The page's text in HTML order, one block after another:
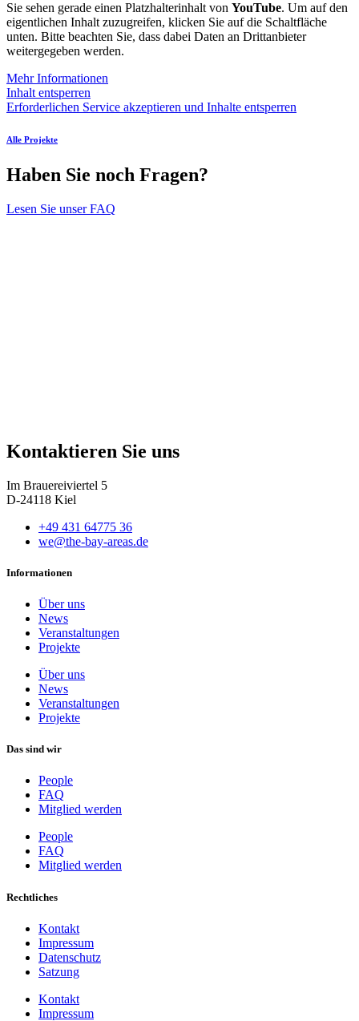
Sie sehen gerade einen Platzhalterinhalt von YouTube. Um auf den
eigentlichen Inhalt zuzugreifen, klicken Sie auf die Schaltfläche
unten. Bitte beachten Sie, dass dabei Daten an Drittanbieter
weitergegeben werden.
Mehr Informationen
Inhalt entsperren
Erforderlichen Service akzeptieren und Inhalte entsperren
Alle Projekte
Haben Sie noch Fragen?
Lesen Sie unser FAQ
Kontaktieren Sie uns
Im Brauereiviertel 5
D-24118 Kiel
+49 431 64775 36
we@the-bay-areas.de
Informationen
Über uns
News
Veranstaltungen
Projekte
Über uns
News
Veranstaltungen
Projekte
Das sind wir
People
FAQ
Mitglied werden
People
FAQ
Mitglied werden
Rechtliches
Kontakt
Impressum
Datenschutz
Satzung
Kontakt
Impressum